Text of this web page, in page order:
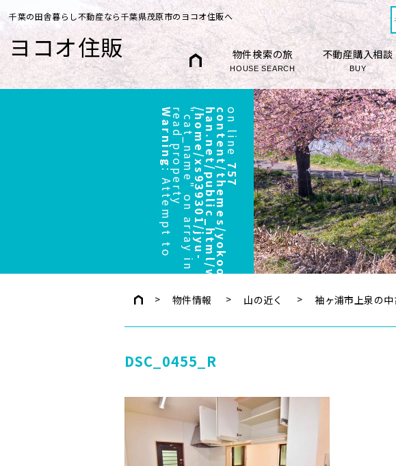
千葉の田舎暮らし不動産なら千葉県茂原市のヨコオ住販へ
ヨコオ住販 物件検索の旅
HOUSE SEARCH
不動産購入相談
BUY
Warning
:
A
t
t
e
m
p
t
t
o
r
e
a
d
p
r
o
p
e
r
t
y
"
c
a
t
_
n
a
m
e
"
o
n
a
r
r
a
y
i
n/
h
o
m
e
/
x
s
9
3
9
3
0
1
/
j
y
u
-
h
a
n
.
n
e
t
/
p
u
b
l
i
c
_
h
t
m
l
/
w
p
/
w
p
-
c
o
n
t
e
n
t
/
t
h
e
m
e
s
/
y
o
k
o
o
/
h
e
a
d
e
r
.
p
hpon line
757
物件情報 山の近く 袖ヶ浦市上泉の中
DSC_0455_R